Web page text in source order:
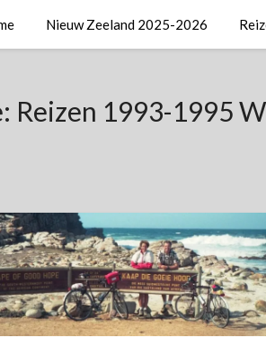
Nieuw Zeeland 2025-2026
Reizen 1993-1995